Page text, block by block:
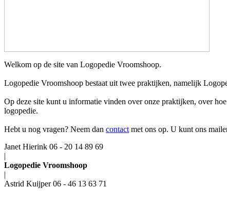
Welkom op de site van Logopedie Vroomshoop.
Logopedie Vroomshoop bestaat uit twee praktijken, namelijk
Op deze site kunt u informatie vinden over onze praktijken, over
logopedie.
Hebt u nog vragen? Neem dan contact met ons op. U kunt ons
Janet Hierink 06 - 20 14 89 69
|
Logopedie Vroomshoop
|
Astrid Kuijper 06 - 46 13 63 71